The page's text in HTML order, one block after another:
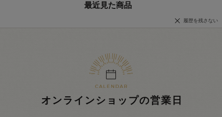
最近見た商品
履歴を残さない
オンラインショップの営業日